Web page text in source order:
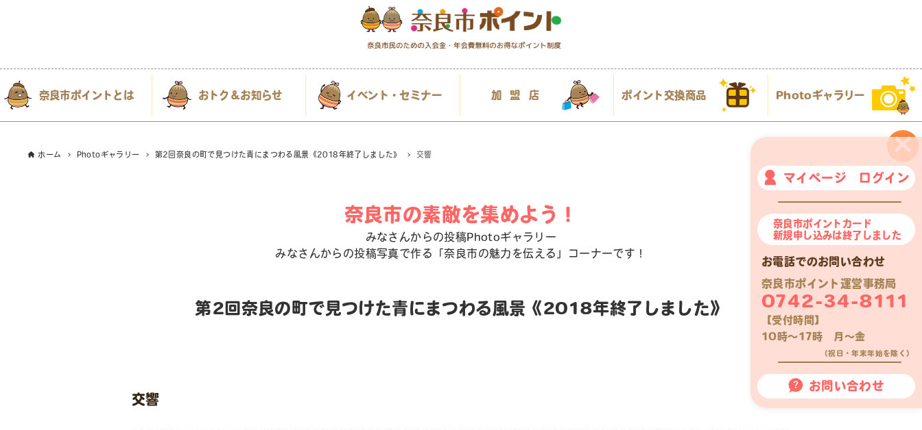
×
マイページ ログイン
奈良市ポイントカード
新規申し込みは終了しました
お電話でのお問い合わせ
奈良市ポイント運営事務局
0742-34-8111
【受付時間】
10時〜17時 月〜金
（祝日・年末年始を除く）
お問い合わせ
奈良市ポイントとは おトク＆お知らせ イベント・セミナー 加盟店 ポイント交換商品 Photoギャラリー
ホーム Photoギャラリー 第2回奈良の町で見つけた青にまつわる風景《2018年終了しました》 交響
奈良市の素敵を集めよう！
みなさんからの投稿Photoギャラリー
みなさんからの投稿写真で作る「奈良市の魅力を伝える」コーナーです！
第2回奈良の町で見つけた青にまつわる風景《2018年終了しました》
交響